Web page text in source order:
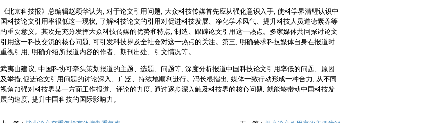
《北京科技报》总编辑赵颖华认为, 对于论文引用问题, 大众科技传媒首先应从强化意识入手, 使科学界清醒认识中
国科技论文引用率很低这一现状, 了解科技论文的引用对促进科技发展、净化学术风气、提升科技人员道德素养等
的重要意义。其次是充分发挥大众科技传媒的优势和特点, 制造、跟踪论文引用这一热点。多家媒体共同探讨论文
引用这一科技交流的核心问题, 可引发科技界及全社会对这一热点的关注。第三, 明确要求科技媒体自身在报道时
重视引用, 明确介绍所报道内容的作者、期刊出处、引文情况等。
武夷山建议, 中国科协可牵头策划报道的主题、选题、问题等, 深度分析报道中国科技论文引用率低的问题、原因
及举措,促进论文引用问题的讨论深入、广泛、持续地顺利进行。冯长根指出, 媒体一致行动形成一种合力, 从不同
视角加强对科技界某一方面工作报道、评论的力度, 通过逐步深入触及科技界的核心问题, 就能够带动中国科技发
展的速度, 提升中国科技的国际影响力。